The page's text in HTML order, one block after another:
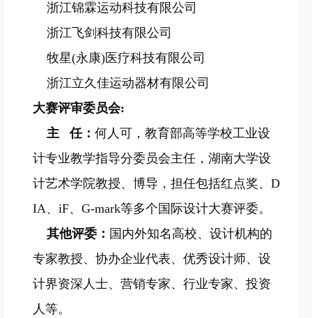
浙江锦霖运动科技有限公司
浙江飞剑科技有限公司
牧星(永康)医疗科技有限公司
浙江立久佳运动器材有限公司
大赛评审委员会:
主 任： 何人可，教育部高等学校工业设
计专业教学指导分委员会主任，湖南大学设
计艺术学院教授、博导，担任包括红点奖、D
IA、iF、G-mark等多个国际设计大赛评委。
其他评委： 国内外知名高校、设计机构的
专家教授、协办企业代表、优秀设计师、设
计界资深人士、营销专家、行业专家、投资
人等。